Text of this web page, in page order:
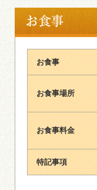
お食事
お食事場所
お食事料金
特記事項